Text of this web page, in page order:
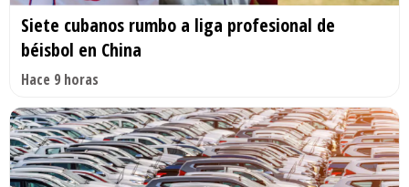
Siete cubanos rumbo a liga profesional de
béisbol en China
Hace 9 horas